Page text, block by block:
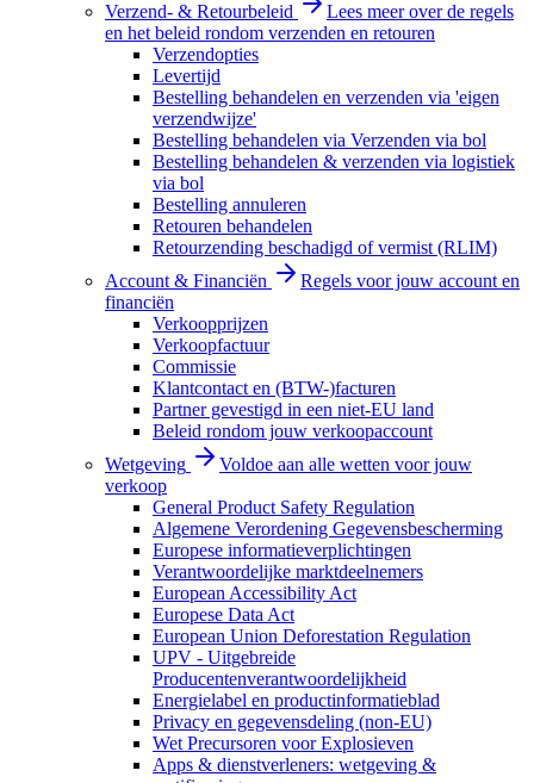
Verzend- & Retourbeleid
Lees meer over de regels
en het beleid rondom verzenden en retouren
Verzendopties
Levertijd
Bestelling behandelen en verzenden via 'eigen
verzendwijze'
Bestelling behandelen via Verzenden via bol
Bestelling behandelen & verzenden via logistiek
via bol
Bestelling annuleren
Retouren behandelen
Retourzending beschadigd of vermist (RLIM)
Account & Financiën
Regels voor jouw account en
financiën
Verkoopprijzen
Verkoopfactuur
Commissie
Klantcontact en (BTW-)facturen
Partner gevestigd in een niet-EU land
Beleid rondom jouw verkoopaccount
Wetgeving
Voldoe aan alle wetten voor jouw
verkoop
General Product Safety Regulation
Algemene Verordening Gegevensbescherming
Europese informatieverplichtingen
Verantwoordelijke marktdeelnemers
European Accessibility Act
Europese Data Act
European Union Deforestation Regulation
UPV - Uitgebreide
Producentenverantwoordelijkheid
Energielabel en productinformatieblad
Privacy en gegevensdeling (non-EU)
Wet Precursoren voor Explosieven
Apps & dienstverleners: wetgeving &